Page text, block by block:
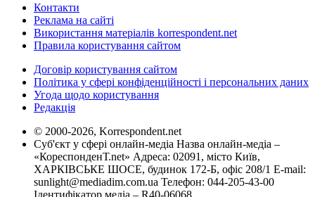
Контакти
Реклама на сайті
Використання матеріалів korrespondent.net
Правила користування сайтом
Договір користування сайтом
Політика у сфері конфіденційності і персональних даних
Угода щодо користування
Редакція
© 2000-2026, Korrespondent.net
Суб'єкт у сфері онлайн-медіа Назва онлайн-медіа –
«КореспонденТ.net» Адреса: 02091, місто Київ,
ХАРКІВСЬКЕ ШОСЕ, будинок 172-Б, офіс 208/1 E-mail:
sunlight@mediadim.com.ua Телефон: 044-205-43-00
Ідентифікатор медіа – R40-06068